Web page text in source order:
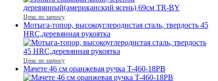
Цена: по запросу
Мотыга-топор, высокоуглеродистая сталь, твердость 45
HRC,деревянная рукоятка
Цена: по запросу
Мачете 46 см оранжевая ручка T-460-18PB